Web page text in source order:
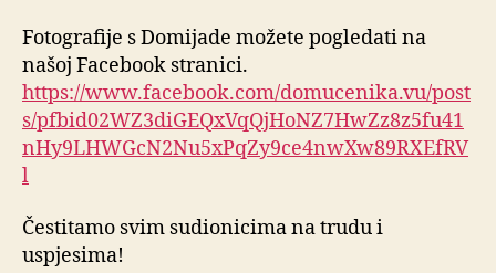
Fotografije s Domijade možete pogledati na
našoj Facebook stranici.
https://www.facebook.com/domucenika.vu/post
s/pfbid02WZ3diGEQxVqQjHoNZ7HwZz8z5fu41
nHy9LHWGcN2Nu5xPqZy9ce4nwXw89RXEfRV
l
Čestitamo svim sudionicima na trudu i
uspjesima!